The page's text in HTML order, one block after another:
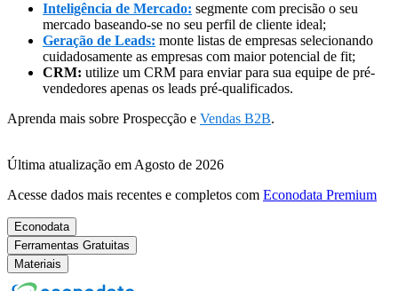
Inteligência de Mercado: segmente com precisão o seu
mercado baseando-se no seu perfil de cliente ideal;
Geração de Leads: monte listas de empresas selecionando
cuidadosamente as empresas com maior potencial de fit;
CRM: utilize um CRM para enviar para sua equipe de pré-
vendedores apenas os leads pré-qualificados.
Aprenda mais sobre Prospecção e Vendas B2B.
Última atualização em Agosto de 2026
Acesse dados mais recentes e completos com Econodata Premium
Econodata
Ferramentas Gratuitas
Materiais